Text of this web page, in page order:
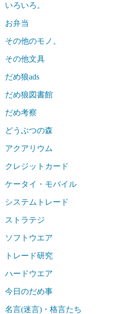
いろいろ。
お弁当
その他のモノ。
その他文具
だめ狼ads
だめ狼図書館
だめ考察
どうぶつの森
アクアリウム
クレジットカード
ケータイ・モバイル
システムトレード
ストラテジ
ソフトウエア
トレード研究
ハードウエア
今日のだめ事
名言(迷言)・格言たち